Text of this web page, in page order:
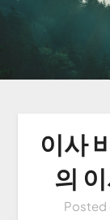
이사
의
Posted